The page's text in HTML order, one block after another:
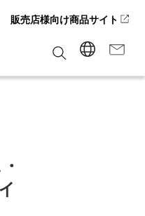
販売店様向け商品サイト